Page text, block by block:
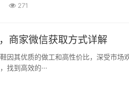
271
商家微信获取方式详解
因其优质的做工和高性价比，深受市场
找到高效的···